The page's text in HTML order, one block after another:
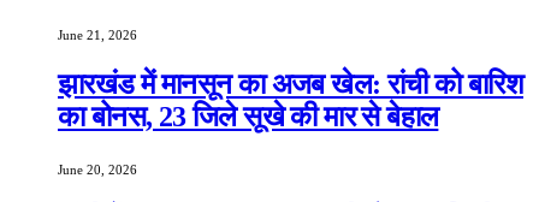
June 21, 2026
झारखंड में मानसून का अजब खेल: रांची को बारिश
का बोनस, 23 जिले सूखे की मार से बेहाल
June 20, 2026